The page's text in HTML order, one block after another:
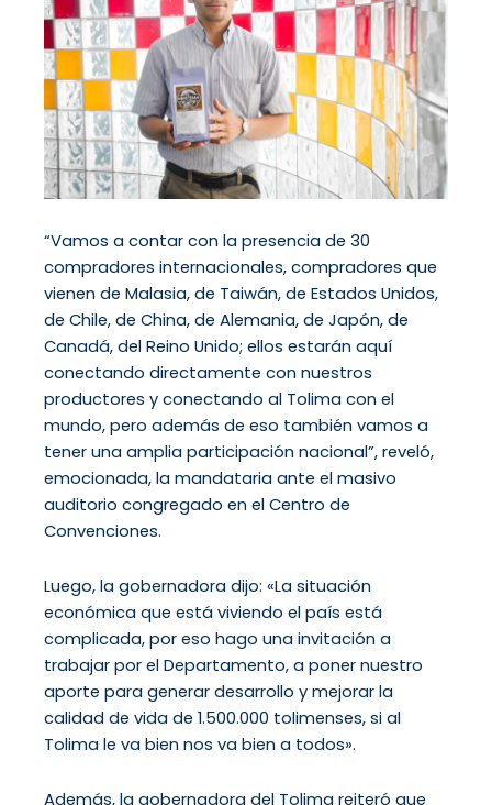
“Vamos a contar con la presencia de 30
compradores internacionales, compradores que
vienen de Malasia, de Taiwán, de Estados Unidos,
de Chile, de China, de Alemania, de Japón, de
Canadá, del Reino Unido; ellos estarán aquí
conectando directamente con nuestros
productores y conectando al Tolima con el
mundo, pero además de eso también vamos a
tener una amplia participación nacional”, reveló,
emocionada, la mandataria ante el masivo
auditorio congregado en el Centro de
Convenciones.
Luego, la gobernadora dijo: «La situación
económica que está viviendo el país está
complicada, por eso hago una invitación a
trabajar por el Departamento, a poner nuestro
aporte para generar desarrollo y mejorar la
calidad de vida de 1.500.000 tolimenses, si al
Tolima le va bien nos va bien a todos».
Además, la gobernadora del Tolima reiteró que